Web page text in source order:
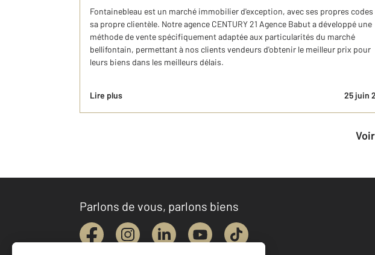
Fontainebleau est un marché immobilier d'exception, avec ses propres codes
sa propre clientèle. Notre agence CENTURY 21 Agence Babut a développé une
méthode de vente spécifiquement adaptée aux particularités du marché
bellifontain, permettant à nos clients vendeurs d'obtenir le meilleur prix pour
leurs biens dans les meilleurs délais.
Lire plus 25 juin
Parlons de vous, parlons biens